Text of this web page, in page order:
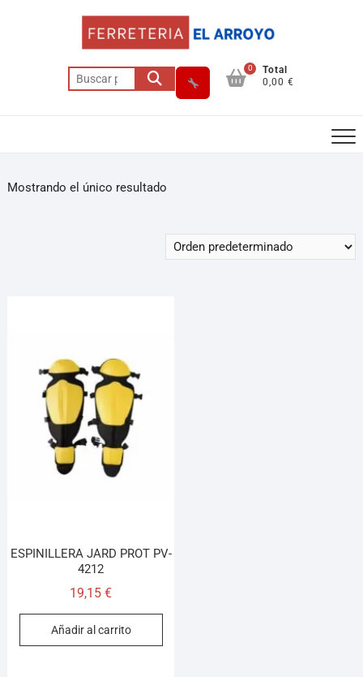
0
Total
0,00 €
Mostrando el único resultado
ESPINILLERA JARD PROT PV-
4212
19,15€
Añadir al carrito
¡Hola! Soy el asesor virtual de Ferretería El Arroyo.
Cuéntame qué necesitas y te ayudo a encontrarlo,
aunque no sepas el nombre exacto